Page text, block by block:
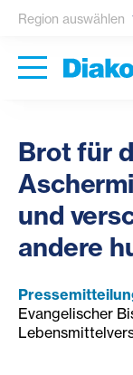
Region auswählen
Brot für
und
andere
Evangelischer